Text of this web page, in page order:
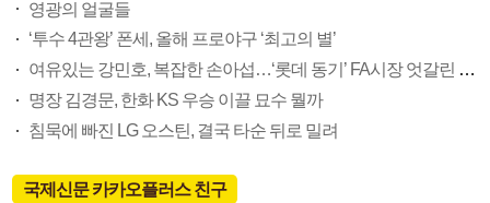
영광의 얼굴들
‘투수 4관왕’ 폰세, 올해 프로야구 ‘최고의 별’
여유있는 강민호, 복잡한 손아섭…‘롯데 동기’ FA시장 엇갈린 희비
명장 김경문, 한화 KS 우승 이끌 묘수 뭘까
침묵에 빠진 LG 오스틴, 결국 타순 뒤로 밀려
국제신문 카카오플러스 친구